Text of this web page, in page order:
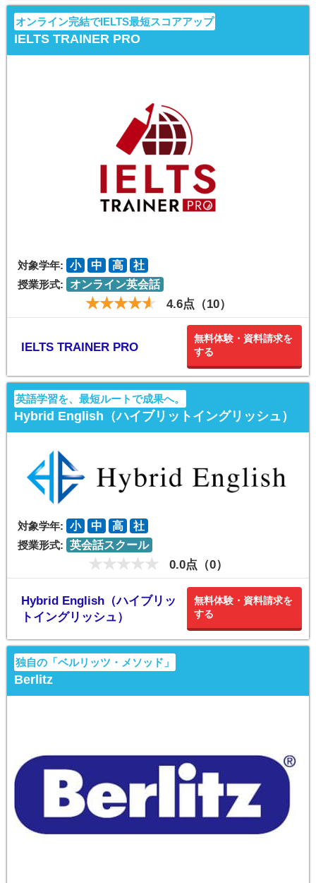
オンライン完結でIELTS最短スコアアップ
IELTS TRAINER PRO
対象学年: 小 中 高
社
授業形式:
オンライン英会話
4.6点（10）
IELTS TRAINER PRO
無料体験・資料請求を
する
英語学習を、最短ルートで成果へ。
Hybrid English（ハイブリットイングリッシュ）
対象学年: 小 中 高
社
授業形式: 英会話スクール
0.0点（0）
Hybrid English（ハイブリッ
トイングリッシュ）
無料体験・資料請求を
する
独自の「ベルリッツ・メソッド」
Berlitz